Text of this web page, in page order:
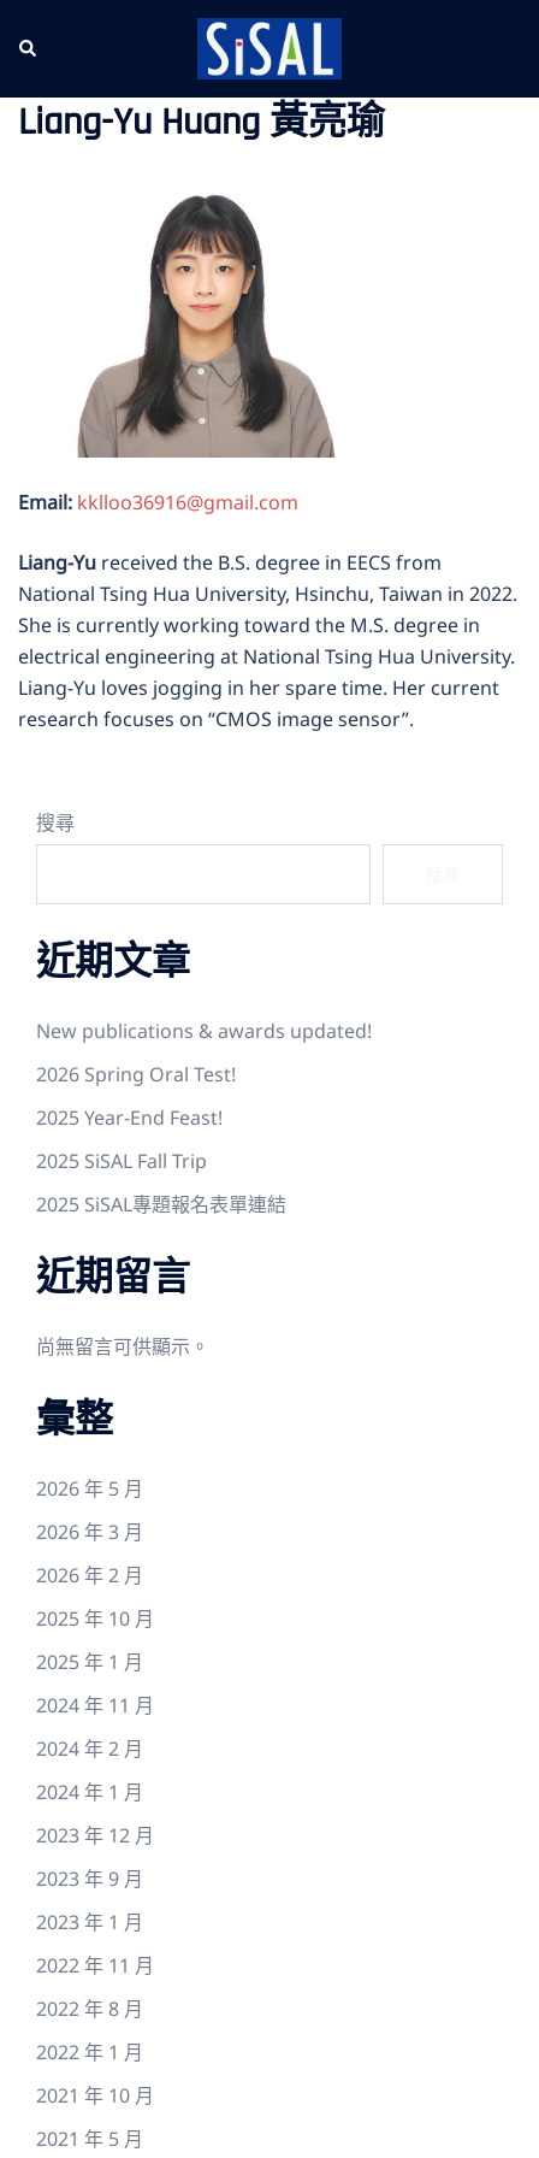
Search
Liang-Yu Huang 黃亮瑜
Email: kklloo36916@gmail.com
Liang-Yu received the B.S. degree in EECS from
National Tsing Hua University, Hsinchu, Taiwan in 2022.
She is currently working toward the M.S. degree in
electrical engineering at National Tsing Hua University.
Liang-Yu loves jogging in her spare time. Her current
research focuses on “CMOS image sensor”.
搜尋
近期文章
New publications & awards updated!
2026 Spring Oral Test!
2025 Year-End Feast!
2025 SiSAL Fall Trip
2025 SiSAL專題報名表單連結
近期留言
尚無留言可供顯示。
彙整
2026 年 5 月
2026 年 3 月
2026 年 2 月
2025 年 10 月
2025 年 1 月
2024 年 11 月
2024 年 2 月
2024 年 1 月
2023 年 12 月
2023 年 9 月
2023 年 1 月
2022 年 11 月
2022 年 8 月
2022 年 1 月
2021 年 10 月
2021 年 5 月